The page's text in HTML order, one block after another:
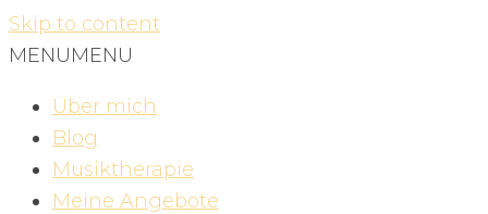
Skip to content
MENUMENU
Über mich
Blog
Musiktherapie
Meine Angebote